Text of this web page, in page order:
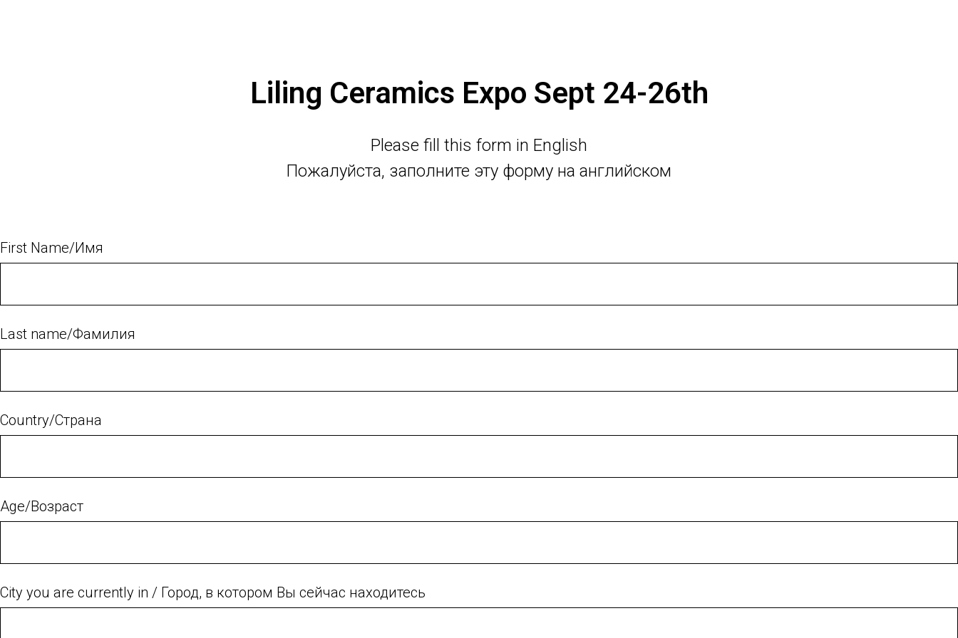
Liling Ceramics Expo Sept 24-26th
Please fill this form in English
Пожалуйста, заполните эту форму на английском
First Name/Имя
Last name/Фамилия
Country/Страна
Age/Возраст
City you are currently in / Город, в котором Вы сейчас находитесь